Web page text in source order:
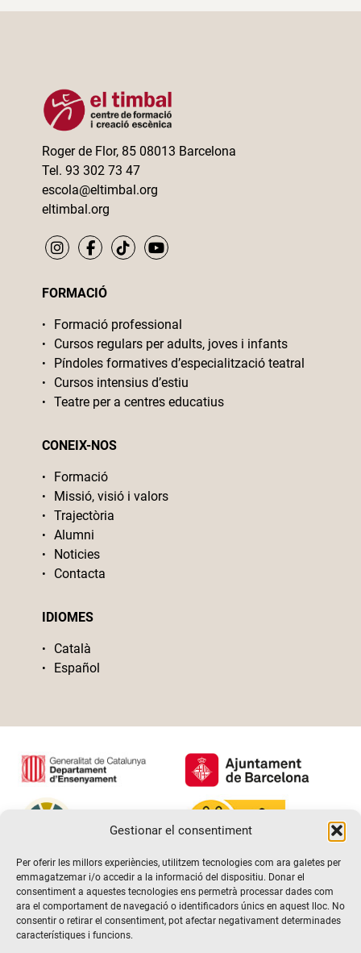
Gestionar el consentiment
Per oferir les millors experiències, utilitzem tecnologies com ara galetes per
emmagatzemar i/o accedir a la informació del dispositiu. Donar el
consentiment a aquestes tecnologies ens permetrà processar dades com
ara el comportament de navegació o identificadors únics en aquest lloc. No
consentir o retirar el consentiment, pot afectar negativament determinades
característiques i funcions.
Roger de Flor, 85 08013 Barcelona
Tel. 93 302 73 47
escola@eltimbal.org
eltimbal.org
FORMACIÓ
Formació professional
Cursos regulars per adults, joves i infants
Píndoles formatives d’especialització teatral
Cursos intensius d’estiu
Teatre per a centres educatius
CONEIX-NOS
Formació
Missió, visió i valors
Trajectòria
Alumni
Noticies
Contacta
IDIOMES
Català
Español